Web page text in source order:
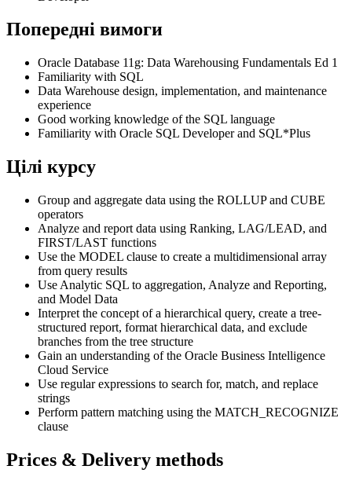
Попередні вимоги
Oracle Database 11g: Data Warehousing Fundamentals Ed 1
Familiarity with SQL
Data Warehouse design, implementation, and maintenance
experience
Good working knowledge of the SQL language
Familiarity with Oracle SQL Developer and SQL*Plus
Цілі курсу
Group and aggregate data using the ROLLUP and CUBE
operators
Analyze and report data using Ranking, LAG/LEAD, and
FIRST/LAST functions
Use the MODEL clause to create a multidimensional array
from query results
Use Analytic SQL to aggregation, Analyze and Reporting,
and Model Data
Interpret the concept of a hierarchical query, create a tree-
structured report, format hierarchical data, and exclude
branches from the tree structure
Gain an understanding of the Oracle Business Intelligence
Cloud Service
Use regular expressions to search for, match, and replace
strings
Perform pattern matching using the MATCH_RECOGNIZE
clause
Prices & Delivery methods